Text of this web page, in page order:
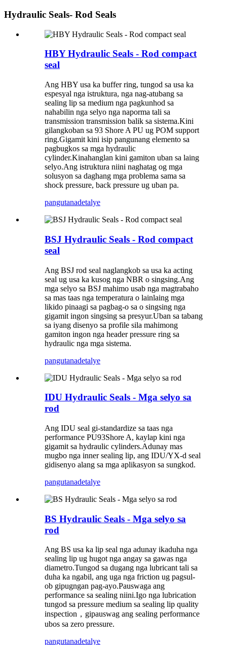
Hydraulic Seals- Rod Seals
HBY Hydraulic Seals - Rod compact
seal
Ang HBY usa ka buffer ring, tungod sa usa ka
espesyal nga istruktura, nga nag-atubang sa
sealing lip sa medium nga pagkunhod sa
nahabilin nga selyo nga naporma tali sa
transmission transmission balik sa sistema.Kini
gilangkoban sa 93 Shore A PU ug POM support
ring.Gigamit kini isip pangunang elemento sa
pagbugkos sa mga hydraulic
cylinder.Kinahanglan kini gamiton uban sa laing
selyo.Ang istruktura niini naghatag og mga
solusyon sa daghang mga problema sama sa
shock pressure, back pressure ug uban pa.
pangutanadetalye
BSJ Hydraulic Seals - Rod compact
seal
Ang BSJ rod seal naglangkob sa usa ka acting
seal ug usa ka kusog nga NBR o singsing.Ang
mga selyo sa BSJ mahimo usab nga magtrabaho
sa mas taas nga temperatura o lainlaing mga
likido pinaagi sa pagbag-o sa o singsing nga
gigamit ingon singsing sa presyur.Uban sa tabang
sa iyang disenyo sa profile sila mahimong
gamiton ingon nga header pressure ring sa
hydraulic nga mga sistema.
pangutanadetalye
IDU Hydraulic Seals - Mga selyo sa
rod
Ang IDU seal gi-standardize sa taas nga
performance PU93Shore A, kaylap kini nga
gigamit sa hydraulic cylinders.Adunay mas
mugbo nga inner sealing lip, ang IDU/YX-d seal
gidisenyo alang sa mga aplikasyon sa sungkod.
pangutanadetalye
BS Hydraulic Seals - Mga selyo sa
rod
Ang BS usa ka lip seal nga adunay ikaduha nga
sealing lip ug hugot nga angay sa gawas nga
diametro.Tungod sa dugang nga lubricant tali sa
duha ka ngabil, ang uga nga friction ug pagsul-
ob gipugngan pag-ayo.Pauswaga ang
performance sa sealing niini.Igo nga lubrication
tungod sa pressure medium sa sealing lip quality
inspection，gipauswag ang sealing performance
ubos sa zero pressure.
pangutanadetalye